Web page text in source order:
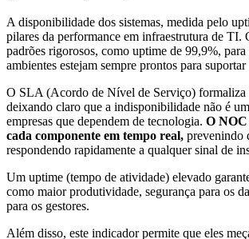
A disponibilidade dos sistemas, medida pelo
pilares da performance em infraestrutura de TI.
padrões rigorosos, como uptime de 99,9%, para
ambientes estejam sempre prontos para suportar
O SLA (Acordo de Nível de Serviço) formaliza
deixando claro que a indisponibilidade não é
empresas que dependem de tecnologia. O
cada componente em tempo real, prevenindo
respondendo rapidamente a qualquer sinal de
Um uptime (tempo de atividade) elevado
como maior produtividade, segurança para os
para os gestores.
Além disso, este indicador permite que eles